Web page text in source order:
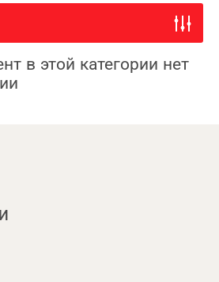
в этой категории нет